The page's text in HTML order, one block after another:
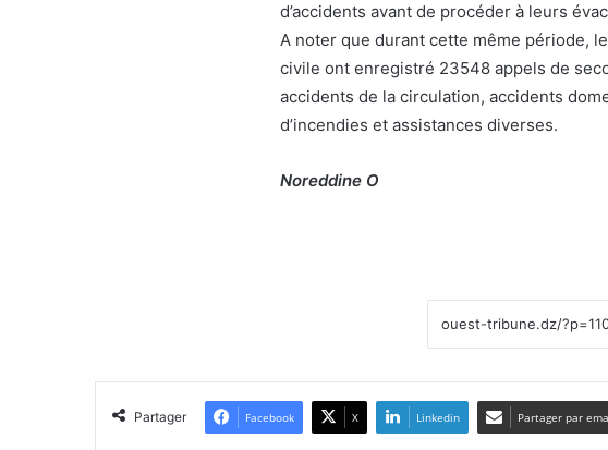
d’accidents avant de procéder à leurs
A noter que durant cette même période,
civile ont enregistré 23548 appels de
accidents de la circulation, accidents
d’incendies et assistances diverses.
Noreddine O
Partager Facebook X Linkedin Partager par